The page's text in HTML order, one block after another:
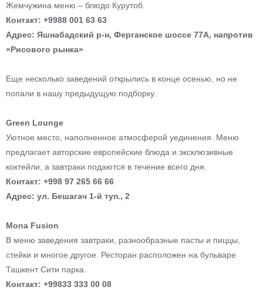
Жемчужина меню – блюдо Курутоб.
Контакт: +9988 001 63 63
Адрес: Яшнабадский р-н, Ферганское шоссе 77А, напротив
«Рисового рынка»
Еще несколько заведений открылись в конце осенью, но не
попали в нашу предыдущую подборку.
Green Lounge
Уютное место, наполненное атмосферой уединения. Меню
предлагает авторские европейские блюда и эксклюзивные
коктейли, а завтраки подаются в течение всего дня.
Контакт: +998 97 265 66 66
Адрес: ул. Бешагач 1-й туп., 2
Mona Fusion
В меню заведения завтраки, разнообразные пасты и пиццы,
стейки и многое другое. Ресторан расположен на бульваре
Ташкент Сити парка.
Контакт: +99833 333 00 08